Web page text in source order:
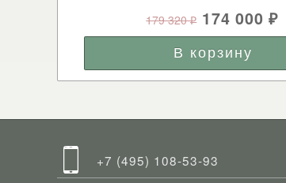
179 320₽ 174 000₽
+7 (495) 108-53-93